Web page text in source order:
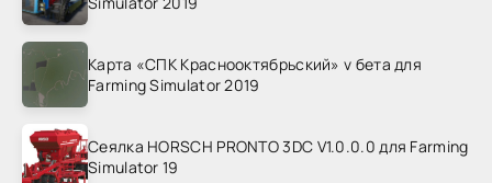
Карта «СПК Краснооктябрьский» v бета для
Farming Simulator 2019
Сеялка HORSCH PRONTO 3DC V1.0.0.0 для Farming
Simulator 19